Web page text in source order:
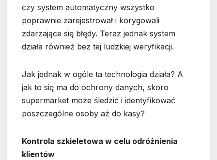
czy system automatyczny wszystko
poprawnie zarejestrował i korygowali
zdarzające się błędy. Teraz jednak system
działa również bez tej ludzkiej weryfikacji.
Jak jednak w ogóle ta technologia działa? A
jak to się ma do ochrony danych, skoro
supermarket może śledzić i identyfikować
poszczególne osoby aż do kasy?
Kontrola szkieletowa w celu odróżnienia
klientów